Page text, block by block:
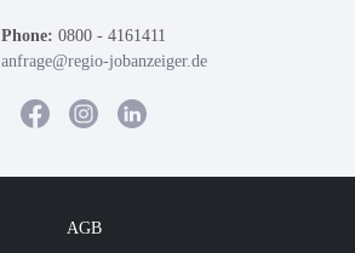
Phone: 0800 - 4161411
anfrage@regio-jobanzeiger.de
AGB